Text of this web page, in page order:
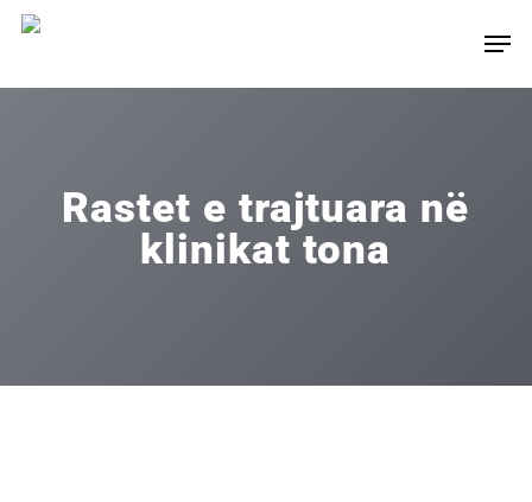
Skip
main
Rastet e trajtuara në
klinikat tona